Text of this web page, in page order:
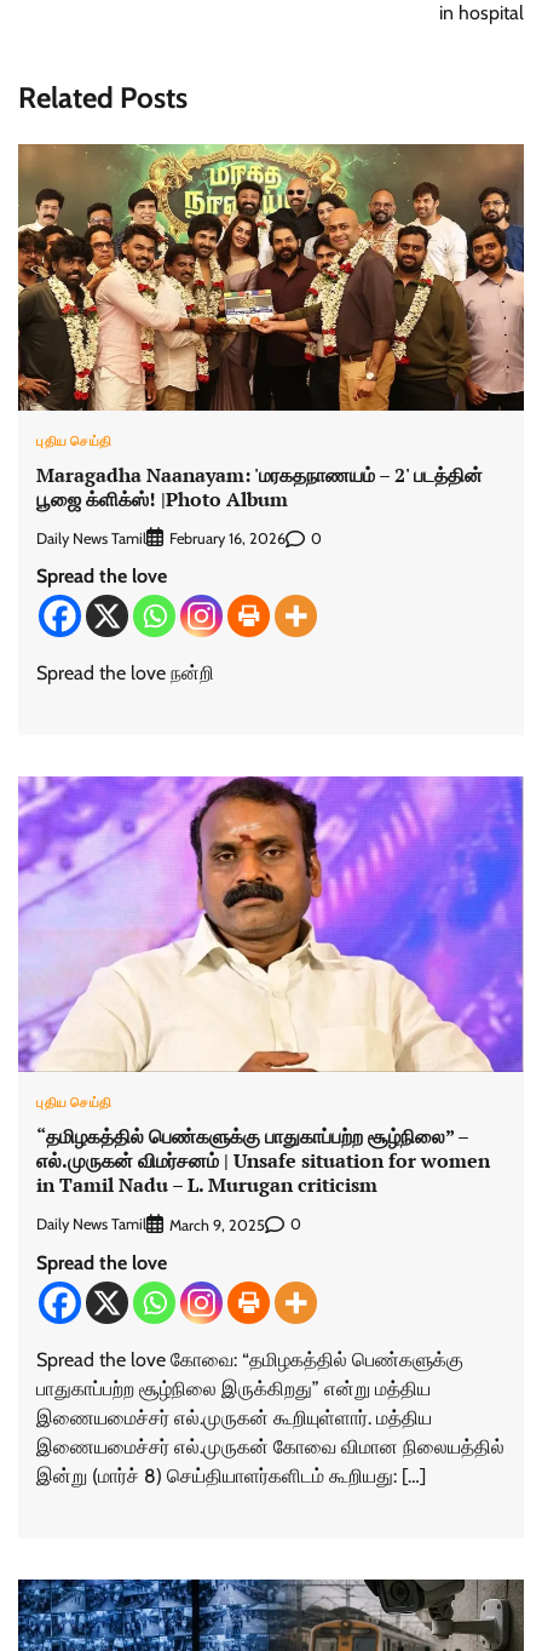
in hospital
Related Posts
புதிய செய்தி
Maragadha Naanayam: 'மரகதநாணயம் – 2' படத்தின்
பூஜை க்ளிக்ஸ்! |Photo Album
Daily News Tamil February 16, 2026 0
Spread the love
Spread the love நன்றி
புதிய செய்தி
“தமிழகத்தில் பெண்களுக்கு பாதுகாப்பற்ற சூழ்நிலை” –
எல்.முருகன் விமர்சனம் | Unsafe situation for women
in Tamil Nadu – L. Murugan criticism
Daily News Tamil March 9, 2025 0
Spread the love
Spread the love கோவை: “தமிழகத்தில் பெண்களுக்கு
பாதுகாப்பற்ற சூழ்நிலை இருக்கிறது” என்று மத்திய
இணையமைச்சர் எல்.முருகன் கூறியுள்ளார். மத்திய
இணையமைச்சர் எல்.முருகன் கோவை விமான நிலையத்தில்
இன்று (மார்ச் 8) செய்தியாளர்களிடம் கூறியது: […]